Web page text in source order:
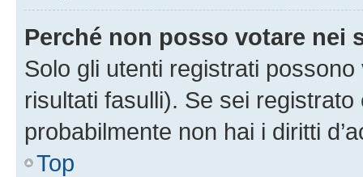
Perché non posso votare nei
Solo gli utenti registrati
risultati fasulli). Se sei
probabilmente non hai i diritti
Top